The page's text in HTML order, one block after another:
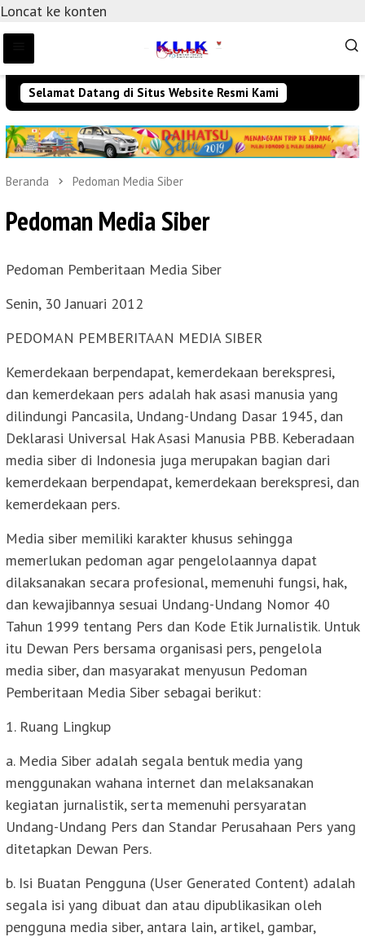
Loncat ke konten
Selamat Datang di Situs Website Resmi Kami
Beranda Pedoman Media Siber
Pedoman Media Siber
Pedoman Pemberitaan Media Siber
Senin, 30 Januari 2012
PEDOMAN PEMBERITAAN MEDIA SIBER
Kemerdekaan berpendapat, kemerdekaan berekspresi,
dan kemerdekaan pers adalah hak asasi manusia yang
dilindungi Pancasila, Undang-Undang Dasar 1945, dan
Deklarasi Universal Hak Asasi Manusia PBB. Keberadaan
media siber di Indonesia juga merupakan bagian dari
kemerdekaan berpendapat, kemerdekaan berekspresi, dan
kemerdekaan pers.
Media siber memiliki karakter khusus sehingga
memerlukan pedoman agar pengelolaannya dapat
dilaksanakan secara profesional, memenuhi fungsi, hak,
dan kewajibannya sesuai Undang-Undang Nomor 40
Tahun 1999 tentang Pers dan Kode Etik Jurnalistik. Untuk
itu Dewan Pers bersama organisasi pers, pengelola
media siber, dan masyarakat menyusun Pedoman
Pemberitaan Media Siber sebagai berikut:
1. Ruang Lingkup
a. Media Siber adalah segala bentuk media yang
menggunakan wahana internet dan melaksanakan
kegiatan jurnalistik, serta memenuhi persyaratan
Undang-Undang Pers dan Standar Perusahaan Pers yang
ditetapkan Dewan Pers.
b. Isi Buatan Pengguna (User Generated Content) adalah
segala isi yang dibuat dan atau dipublikasikan oleh
pengguna media siber, antara lain, artikel, gambar,